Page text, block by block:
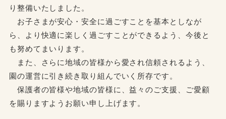
り整備いたしました。
お子さまが安心・安全に過ごすことを基本としなが
ら、より快適に楽しく過ごすことができるよう、今後と
も努めてまいります。
また、さらに地域の皆様から愛され信頼されるよう、
園の運営に引き続き取り組んでいく所存です。
保護者の皆様や地域の皆様に、益々のご支援、ご愛顧
を賜りますようお願い申し上げます。